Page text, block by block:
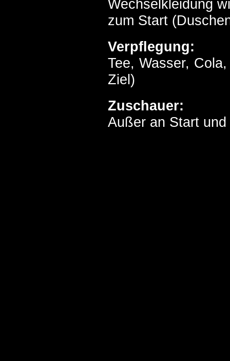
Wechselkleidung
zum Start
Verpflegung:
Tee, Wasser,
Ziel)
Zuschauer:
Außer an Start